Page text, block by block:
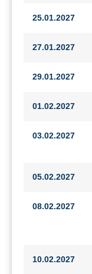
25.01.2027
27.01.2027
29.01.2027
01.02.2027
03.02.2027
05.02.2027
08.02.2027
10.02.2027